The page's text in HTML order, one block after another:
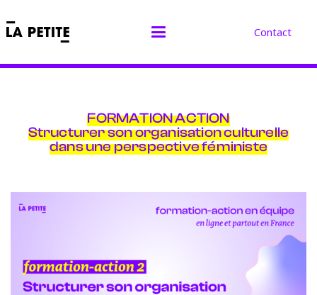
Contact
FORMATION ACTION
Structurer son organisation culturelle
dans une perspective féministe